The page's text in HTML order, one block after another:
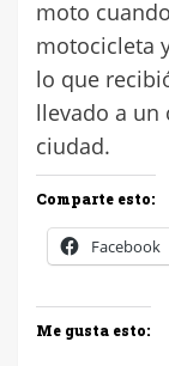
moto
motocicleta
lo que
llevado a un
ciudad.
Comparte esto:
Facebook
Me gusta esto: